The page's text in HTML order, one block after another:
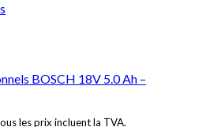
BOSCH 18V 5.0 Ah –
les prix incluent la TVA.